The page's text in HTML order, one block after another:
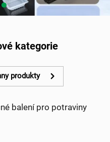
kategorie
produkty
balení pro potraviny